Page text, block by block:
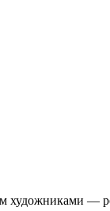
художниками —